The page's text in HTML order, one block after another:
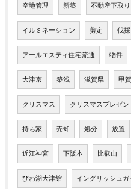
空地管理 新築 不動産下取り
イルミネーション 剪定 伐採
アールエスティ住宅流通 物件
大津京 築浅 滋賀県 甲
クリスマス クリスマスプレゼン
持ち家 売却 処分 放置
近江神宮 下阪本 比叡山
びわ湖大津館 イングリッシュガ